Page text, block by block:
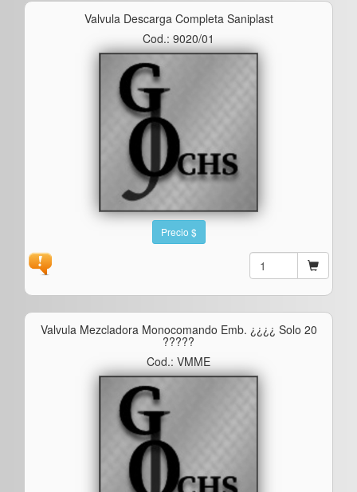
Valvula Descarga Completa Saniplast
Cod.: 9020/01
Precio $
Valvula Mezcladora Monocomando Emb. ¿¿¿¿ Solo 20
?????
Cod.: VMME